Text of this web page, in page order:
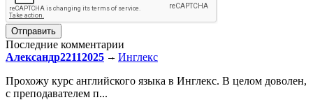
Последние комментарии
Александр22112025
Инглекс
Прохожу курс английского языка в Инглекс. В целом доволен,
с преподавателем п...